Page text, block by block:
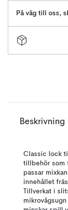
På väg till oss,
Beskrivning
Classic lock
tillbehör som
passar
innehållet
Tillverkat i